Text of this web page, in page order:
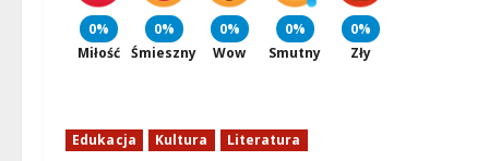
0%
Miłość
0%
Śmieszny
0%
Wow
0%
Smutny
0%
Zły
Edukacja Kultura Literatura